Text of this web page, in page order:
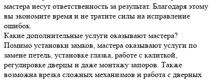
мастера несут ответственность за результат. Благодаря этому
вы экономите время и не тратите силы на исправление
ошибок.
Какие дополнительные услуги оказывают мастера?
Помимо установки замков, мастера оказывают услуги по
замене петель, установке глазка, работе с калиткой,
регулировке дверцы и даже монтажу запоров. Также
возможна врезка сложных механизмов и работа с дверных